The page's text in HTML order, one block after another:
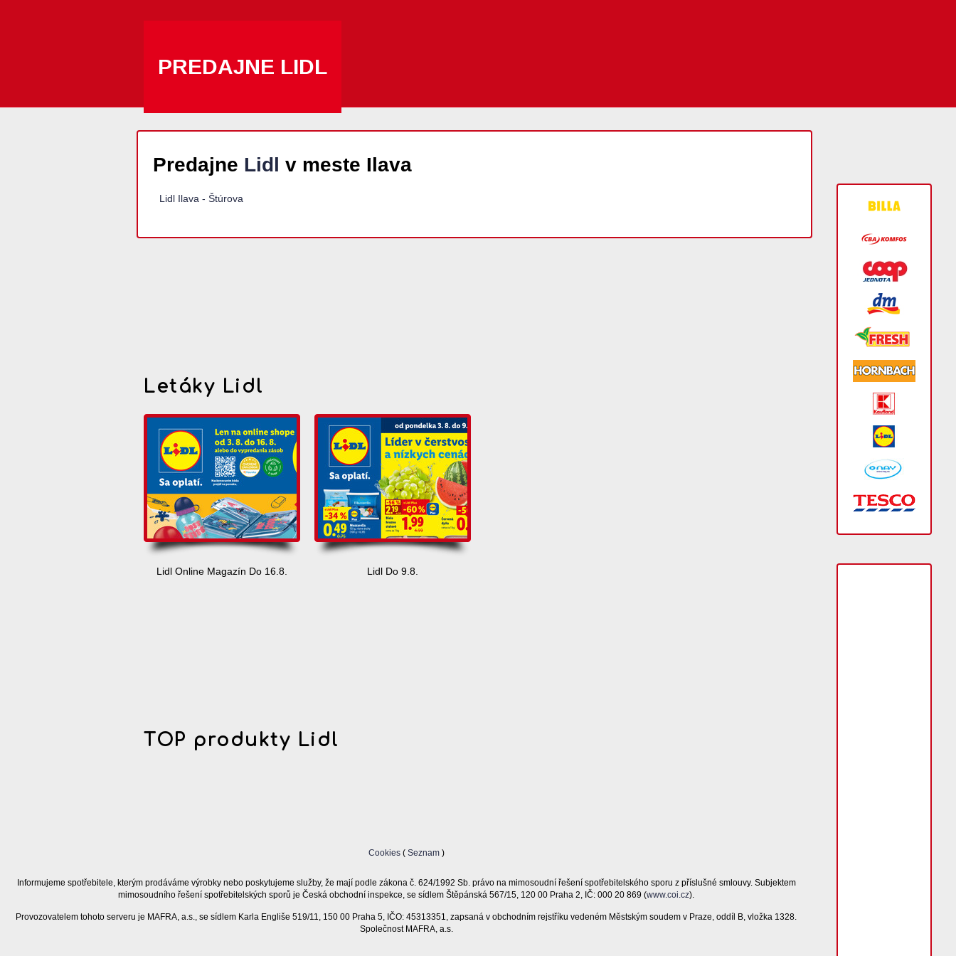
PREDAJNE LIDL
Predajne Lidl v meste Ilava
Lidl Ilava - Štúrova
Letáky Lidl
Lidl Online Magazín Do 16.8. Lidl Do 9.8.
TOP produkty Lidl
Cookies (Seznam )
Informujeme spotřebitele, kterým prodáváme výrobky nebo poskytujeme služby, že mají podle zákona č. 624/1992 Sb. právo na mimosoudní řešení spotřebitelského sporu z příslušné smlouvy. Subjektem
mimosoudního řešení spotřebitelských sporů je Česká obchodní inspekce, se sídlem Štěpánská 567/15, 120 00 Praha 2, IČ: 000 20 869 (www.coi.cz).
Provozovatelem tohoto serveru je MAFRA, a.s., se sídlem Karla Engliše 519/11, 150 00 Praha 5, IČO: 45313351, zapsaná v obchodním rejstříku vedeném Městským soudem v Praze, oddíl B, vložka 1328.
Společnost MAFRA, a.s.